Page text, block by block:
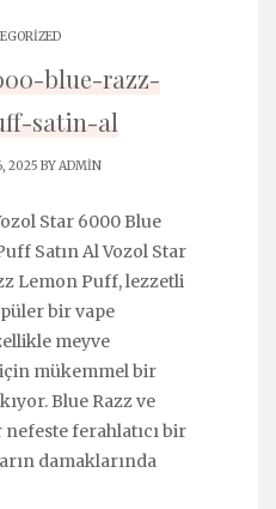
blue-razz-
satin-al
2025 BYADMIN
Star 6000 Blue
Satın Al Vozol Star
Lemon Puff, lezzetli
bir vape
meyve
mükemmel bir
Blue Razz ve
ferahlatıcı bir
damaklarında